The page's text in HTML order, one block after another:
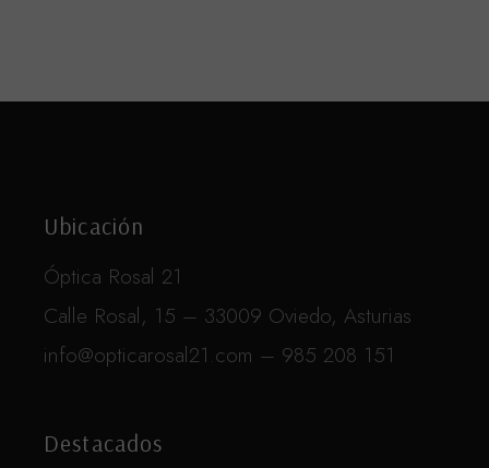
Ubicación
Óptica Rosal 21
Calle Rosal, 15 – 33009 Oviedo, Asturias
info@opticarosal21.com – 985 208 151
Destacados